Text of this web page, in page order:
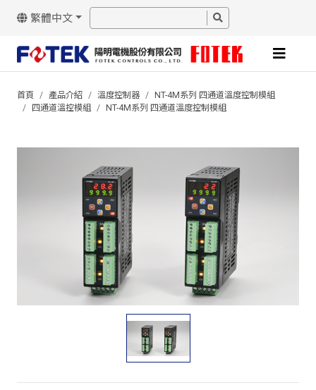
繁體中文
首頁 產品介紹 溫度控制器
NT-4M系列 四通道溫度控制模組
四通道溫控模組
NT-4M系列 四通道溫度控制模組